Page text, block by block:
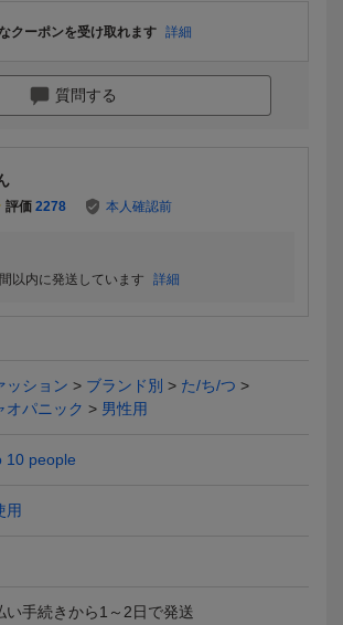
パニックテ
ッチスリム
毛で暖かい
クーポンを受け取れます 詳細
質問する
評価 2278 本人確認前
以内に発送しています
詳細
ッション ブランド別
た/ち/つ
オパニック
男性用
10 people
用
い手続きから1～2日で発送